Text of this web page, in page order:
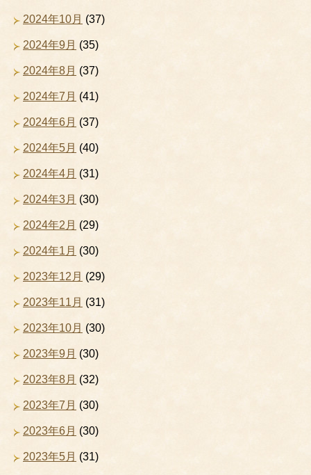
2024年10月 (37)
2024年9月 (35)
2024年8月 (37)
2024年7月 (41)
2024年6月 (37)
2024年5月 (40)
2024年4月 (31)
2024年3月 (30)
2024年2月 (29)
2024年1月 (30)
2023年12月 (29)
2023年11月 (31)
2023年10月 (30)
2023年9月 (30)
2023年8月 (32)
2023年7月 (30)
2023年6月 (30)
2023年5月 (31)